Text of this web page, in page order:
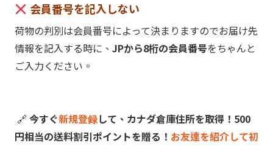
会員番号を記入しない
荷物の判別は会員番号によって決まりますのでお届け先
情報を記入する時に、 JPから8桁の会員番号をちゃんと
ご入力ください。
🔗 今すぐ新規登録して、カナダ倉庫住所を取得！500
円相当の送料割引ポイントを贈る！ お友達を紹介して初